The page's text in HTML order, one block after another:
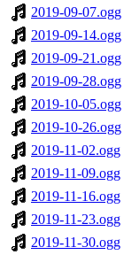
2019-09-07.ogg
2019-09-14.ogg
2019-09-21.ogg
2019-09-28.ogg
2019-10-05.ogg
2019-10-26.ogg
2019-11-02.ogg
2019-11-09.ogg
2019-11-16.ogg
2019-11-23.ogg
2019-11-30.ogg